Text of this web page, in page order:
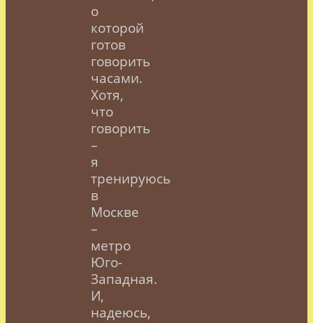
о
которой
готов
говорить
часами.
Хотя,
что
говорить
–
я
тренируюсь
в
Москве
–
метро
Юго-
Западная.
И,
надеюсь,